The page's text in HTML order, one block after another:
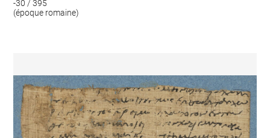
-30 / 395
(époque romaine)